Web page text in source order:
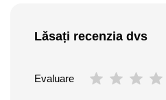
Lăsați recenzia dvs
Evaluare